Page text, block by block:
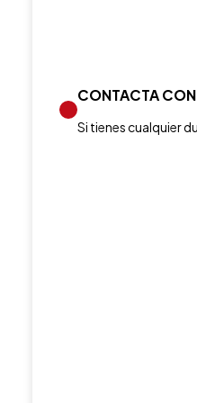
CONTACTA
Si tienes cualquier